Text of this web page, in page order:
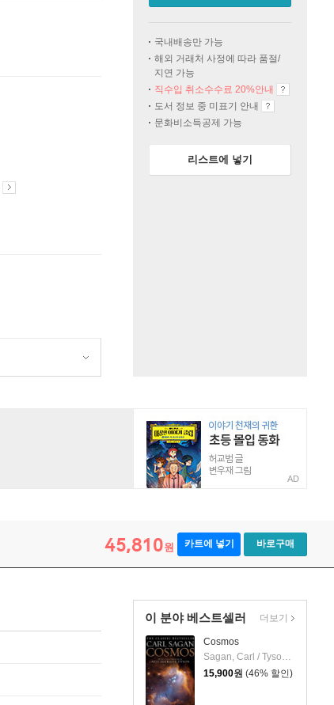
국내배송만 가능
해외 거래처 사정에 따라 품절/
지연 가능
직수입 취소수수료 20%안내
도서 정보 중 미표기 안내
문화비소득공제 가능
리스트에 넣기
AD
45,810원 카트에 넣기 바로구매
이 분야 베스트셀러
Cosmos
Sagan, Carl / Tyson, Neil Degrasse / Druyan, Ann
15,900원 (46% 할인)
더보기